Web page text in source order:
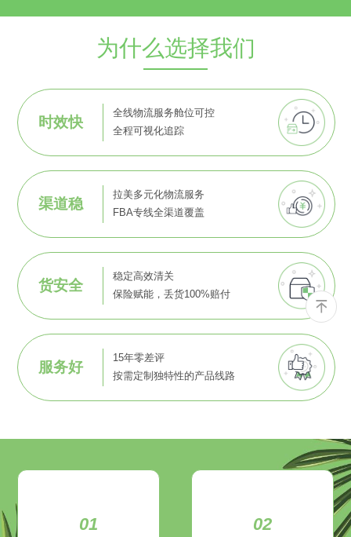
为什么选择我们
时效快
全线物流服务舱位可控
全程可视化追踪
渠道稳
拉美多元化物流服务
FBA专线全渠道覆盖
货安全
稳定高效清关
保险赋能，丢货100%赔付
服务好
15年零差评
按需定制独特性的产品线路
01
02